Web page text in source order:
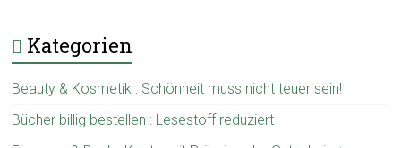
Kategorien
Beauty & Kosmetik : Schönheit muss nicht teuer sein!
Bücher billig bestellen : Lesestoff reduziert